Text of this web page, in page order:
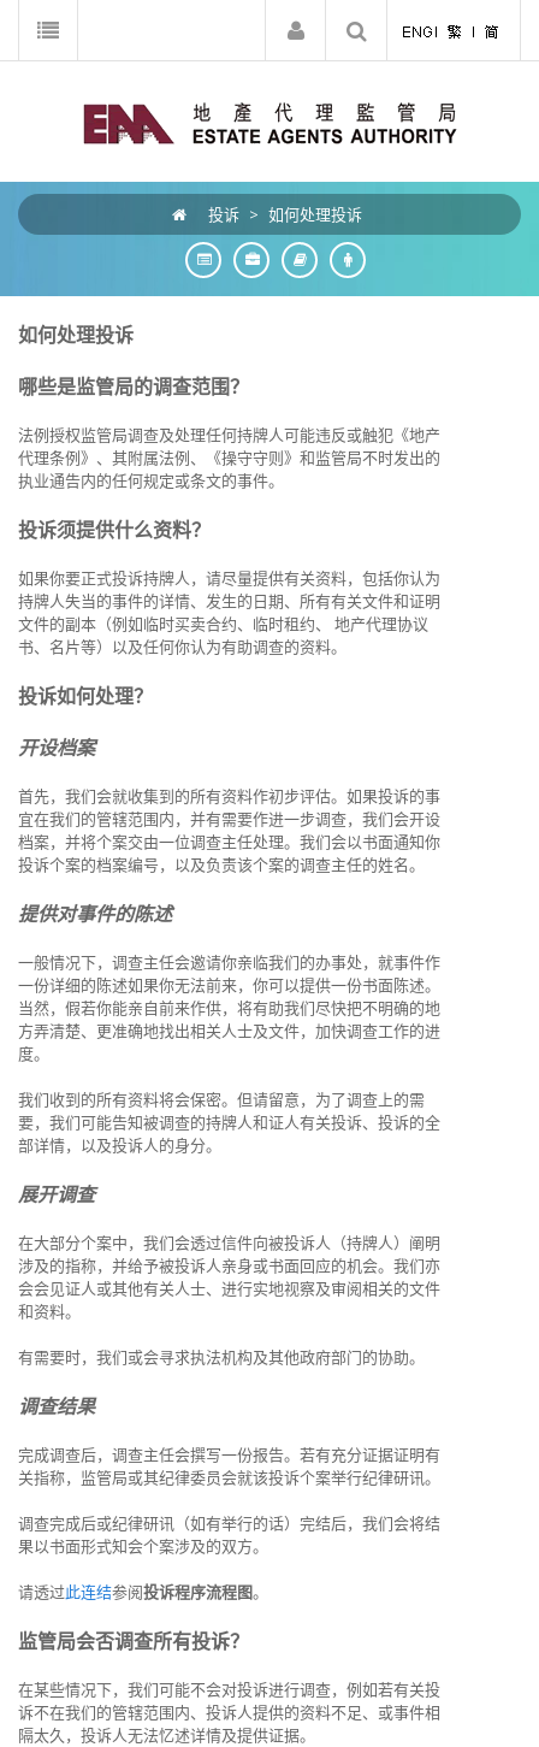
投诉 > 如何处理投诉
如何处理投诉
哪些是监管局的调查范围？
法例授权监管局调查及处理任何持牌人可能违反或触犯《地产
代理条例》、其附属法例、《操守守则》和监管局不时发出的
执业通告内的任何规定或条文的事件。
投诉须提供什么资料？
如果你要正式投诉持牌人，请尽量提供有关资料，包括你认为
持牌人失当的事件的详情、发生的日期、所有有关文件和证明
文件的副本（例如临时买卖合约、临时租约、 地产代理协议
书、名片等）以及任何你认为有助调查的资料。
投诉如何处理？
开设档案
首先，我们会就收集到的所有资料作初步评估。如果投诉的事
宜在我们的管辖范围内，并有需要作进一步调查，我们会开设
档案，并将个案交由一位调查主任处理。我们会以书面通知你
投诉个案的档案编号，以及负责该个案的调查主任的姓名。
提供对事件的陈述
一般情况下，调查主任会邀请你亲临我们的办事处，就事件作
一份详细的陈述如果你无法前来，你可以提供一份书面陈述。
当然，假若你能亲自前来作供，将有助我们尽快把不明确的地
方弄清楚、更准确地找出相关人士及文件，加快调查工作的进
度。
我们收到的所有资料将会保密。但请留意，为了调查上的需
要，我们可能告知被调查的持牌人和证人有关投诉、投诉的全
部详情，以及投诉人的身分。
展开调查
在大部分个案中，我们会透过信件向被投诉人（持牌人）阐明
涉及的指称，并给予被投诉人亲身或书面回应的机会。我们亦
会会见证人或其他有关人士、进行实地视察及审阅相关的文件
和资料。
有需要时，我们或会寻求执法机构及其他政府部门的协助。
调查结果
完成调查后，调查主任会撰写一份报告。若有充分证据证明有
关指称，监管局或其纪律委员会就该投诉个案举行纪律研讯。
调查完成后或纪律研讯（如有举行的话）完结后，我们会将结
果以书面形式知会个案涉及的双方。
请透过此连结参阅投诉程序流程图。
监管局会否调查所有投诉？
在某些情况下，我们可能不会对投诉进行调查，例如若有关投
诉不在我们的管辖范围内、投诉人提供的资料不足、或事件相
隔太久，投诉人无法忆述详情及提供证据。